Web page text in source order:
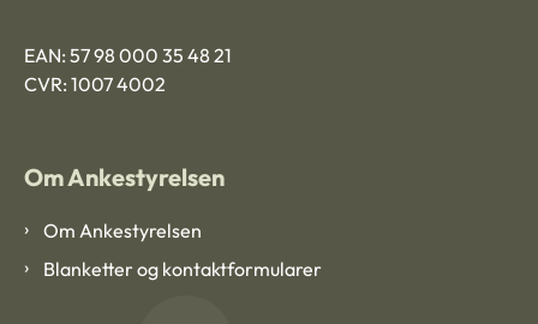
EAN: 57 98 000 35 48 21
CVR: 1007 4002
Om Ankestyrelsen
Om Ankestyrelsen
Blanketter og kontaktformularer